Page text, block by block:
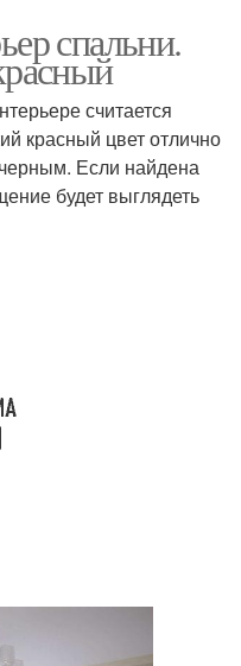
спальни.
считается
красный цвет отлично
черным. Если найдена
будет выглядеть